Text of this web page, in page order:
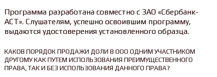
Программа разработана совместно с ЗАО «Сбербанк-
АСТ». Слушателям, успешно освоившим программу,
выдаются удостоверения установленного образца.
КАКОВ ПОРЯДОК ПРОДАЖИ ДОЛИ В ООО ОДНИМ УЧАСТНИКОМ
ДРУГОМУ КАК ПУТЕМ ИСПОЛЬЗОВАНИЯ ПРЕИМУЩЕСТВЕННОГО
ПРАВА, ТАК И БЕЗ ИСПОЛЬЗОВАНИЯ ДАННОГО ПРАВА?